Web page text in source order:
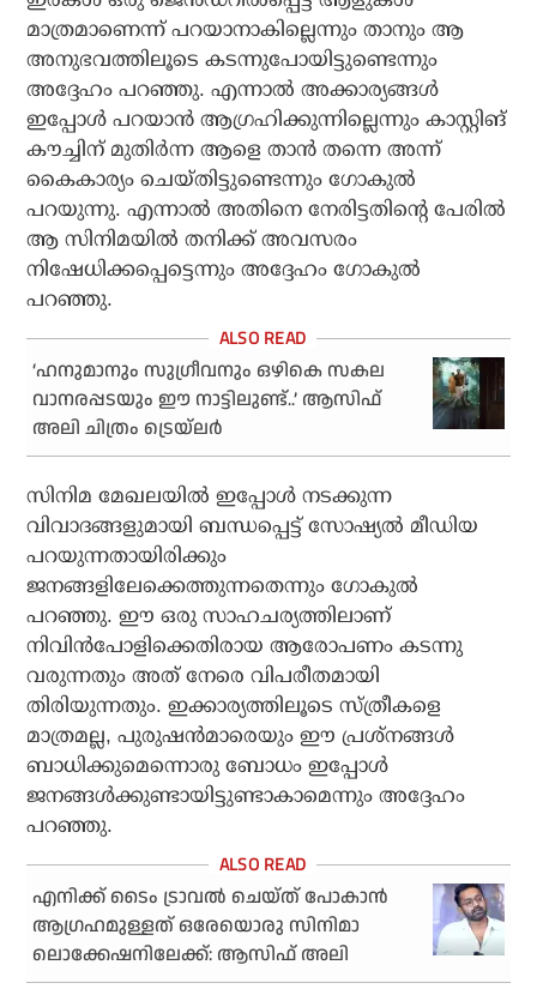
മാത്രമാണെന്ന് പറയാനാകില്ലെന്നും താനും ആ
അനുഭവത്തിലൂടെ കടന്നുപോയിട്ടുണ്ടെന്നും
അദ്ദേഹം പറഞ്ഞു. എന്നാല്‍ അക്കാര്യങ്ങള്‍
ഇപ്പോള്‍ പറയാന്‍ ആഗ്രഹിക്കുന്നില്ലെന്നും കാസ്റ്റിങ്
കൗച്ചിന് മുതിര്‍ന്ന ആളെ താന്‍ തന്നെ അന്ന്
കൈകാര്യം ചെയ്തിട്ടുണ്ടെന്നും ഗോകുല്‍
പറയുന്നു. എന്നാല്‍ അതിനെ നേരിട്ടതിന്റെ പേരില്‍
ആ സിനിമയില്‍ തനിക്ക് അവസരം
നിഷേധിക്കപ്പെട്ടെന്നും അദ്ദേഹം ഗോകുല്‍
പറഞ്ഞു.
‘ഹനുമാനും സുഗ്രീവനും ഒഴികെ സകല
വാനരപ്പടയും ഈ നാട്ടിലുണ്ട്..’ ആസിഫ്
അലി ചിത്രം ട്രെയ്‌ലര്‍
സിനിമ മേഖലയില്‍ ഇപ്പോള്‍ നടക്കുന്ന
വിവാദങ്ങളുമായി ബന്ധപ്പെട്ട് സോഷ്യല്‍ മീഡിയ
പറയുന്നതായിരിക്കും
ജനങ്ങളിലേക്കെത്തുന്നതെന്നും ഗോകുല്‍
പറഞ്ഞു. ഈ ഒരു സാഹചര്യത്തിലാണ്
നിവിന്‍പോളിക്കെതിരായ ആരോപണം കടന്നു
വരുന്നതും അത് നേരെ വിപരീതമായി
തിരിയുന്നതും. ഇക്കാര്യത്തിലൂടെ സ്ത്രീകളെ
മാത്രമല്ല, പുരുഷന്‍മാരെയും ഈ പ്രശ്‌നങ്ങള്‍
ബാധിക്കുമെന്നൊരു ബോധം ഇപ്പോള്‍
ജനങ്ങള്‍ക്കുണ്ടായിട്ടുണ്ടാകാമെന്നും അദ്ദേഹം
പറഞ്ഞു.
എനിക്ക് ടൈം ട്രാവല്‍ ചെയ്ത് പോകാന്‍
ആഗ്രഹമുള്ളത് ഒരേയൊരു സിനിമാ
ലൊക്കേഷനിലേക്ക്: ആസിഫ് അലി